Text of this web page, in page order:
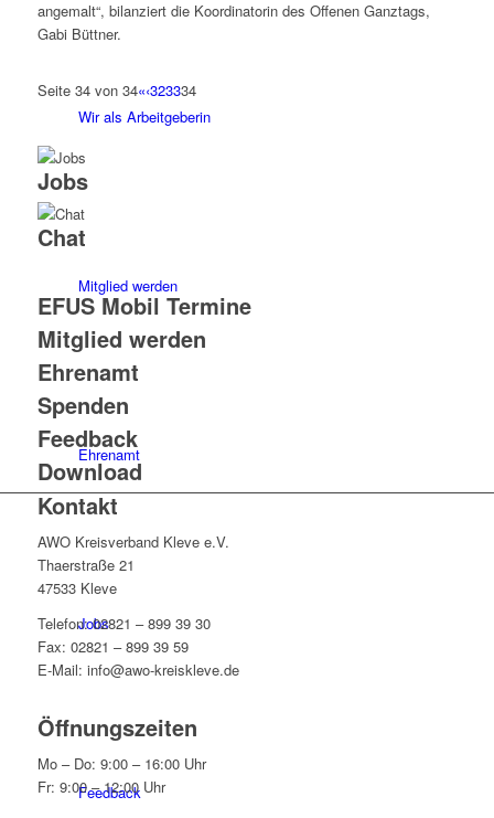
Wir als Arbeitgeberin
Mitglied werden
Ehrenamt
Jobs
Feedback
angemalt“, bilanziert die Koordinatorin des Offenen Ganztags,
Gabi Büttner.
Seite 34 von 34«‹323334
Jobs
Chat
EFUS Mobil Termine
Mitglied werden
Ehrenamt
Spenden
Feedback
Download
Kontakt
AWO Kreisverband Kleve e.V.
Thaerstraße 21
47533 Kleve
Telefon: 02821 – 899 39 30
Fax: 02821 – 899 39 59
E-Mail: info@awo-kreiskleve.de
Öffnungszeiten
Mo – Do: 9:00 – 16:00 Uhr
Fr: 9:00 – 12:00 Uhr